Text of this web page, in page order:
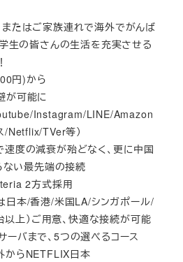
またはご家族連れで海外でがんば
生の皆さんの生活を充実させる
円)から
が可能に
Instagram/LINE/Amazon
Netflix/TVer等）
速度の減衰が殆どなく、更に中国
ない最先端の接続
2方式採用
日本/香港/米国LA/シンガポール/
上）ご用意、快適な接続が可能
ーバまで、5つの選べるコース
からNETFLIX日本